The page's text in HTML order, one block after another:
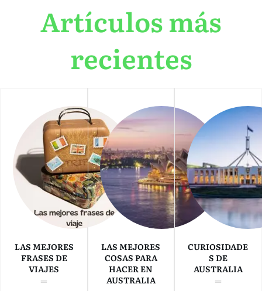
Artículos más
recientes
LAS MEJORES
FRASES DE
VIAJES
LAS MEJORES
COSAS PARA
HACER EN
AUSTRALIA
CURIOSIDADE
S DE
AUSTRALIA